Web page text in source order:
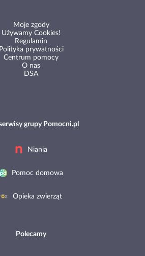
Moje zgody
Używamy Cookies!
Regulamin
Polityka prywatności
Centrum pomocy
O nas
DSA
grupy Pomocni.pl
Niania
Pomoc domowa
Opieka zwierząt
Polecamy